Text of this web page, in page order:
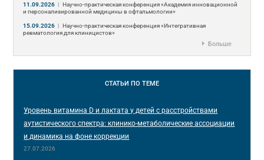
11.09.2026 | Научно-практическая конференция «Академия инновационной
и персонализированной медицины в офтальмологии»
15.09.2026 | Научно-практическая конференция «Интегративная
ревматология для клиницистов»
Больше
СТАТЬИ ПО ТЕМЕ
Уровень витамина D и лактата у детей с расстройствами
аутистического спектра: клинико-метаболические ассоциации
и динамика на фоне коррекции
27.07.2026